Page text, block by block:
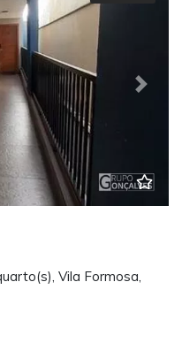
Next
Vila Formosa,